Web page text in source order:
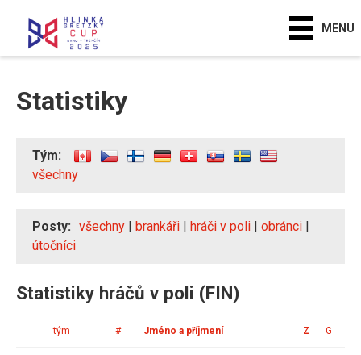
MENU
Statistiky
Tým:
všechny
Posty: všechny | brankáři | hráči v poli | obránci |
útočníci
Statistiky hráčů v poli (FIN)
tým # Jméno a příjmení Z G